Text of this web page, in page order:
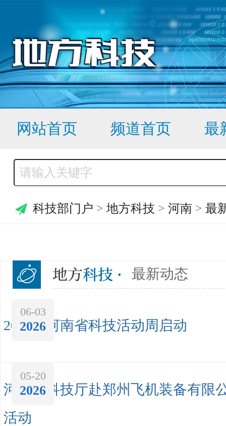
网站首页 频道首页 最
科技部门户 > 地方科技 > 河南 > 最
最新动态
2026年河南省科技活动周启动
06-03
2026
河南省科技厅赴郑州飞机装备有限
活动
05-20
2026